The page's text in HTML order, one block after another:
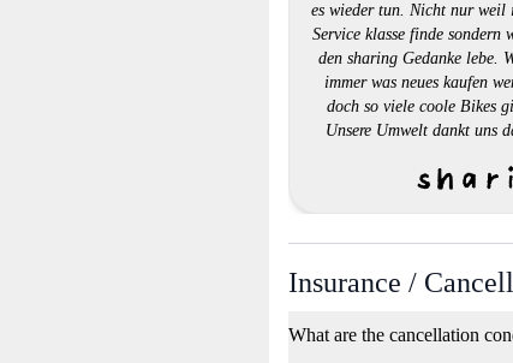
es wieder tun. Nicht nur weil
Service klasse finde sondern
den sharing Gedanke lebe.
immer was neues kaufen
doch so viele coole Bikes
Unsere Umwelt dankt uns
Insurance /
What are the cancellation